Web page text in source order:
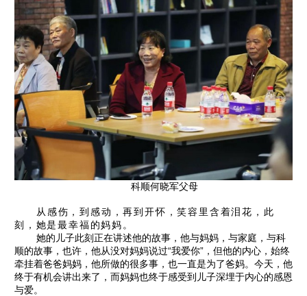
科顺何晓军父母
从感伤，到感动，再到开怀，笑容里含着泪花，此
刻，她是最幸福的妈妈。
她的儿子此刻正在讲述他的故事，他与妈妈，与家庭，与科
顺的故事，也许，他从没对妈妈说过“我爱你”，但他的内心，始终
牵挂着爸爸妈妈，他所做的很多事，也一直是为了爸妈。今天，他
终于有机会讲出来了，而妈妈也终于感受到儿子深埋于内心的感恩
与爱。